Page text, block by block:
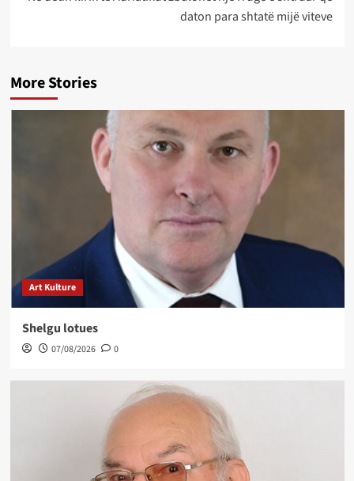
daton para shtatë mijë viteve
More Stories
Art Kulture
Shelgu lotues
07/08/2026 0